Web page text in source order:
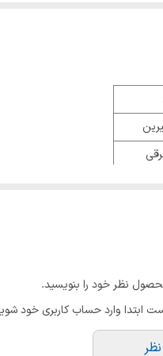
مدت
نظر خود را بنویسید.
ابتدا وارد حساب کاربری خود